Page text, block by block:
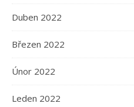
Duben 2022
Březen 2022
Únor 2022
Leden 2022